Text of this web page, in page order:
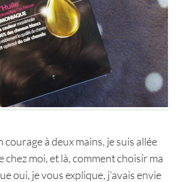
courage à deux mains, je suis allée
chez moi, et là, comment choisir ma
oui, je vous explique, j’avais envie